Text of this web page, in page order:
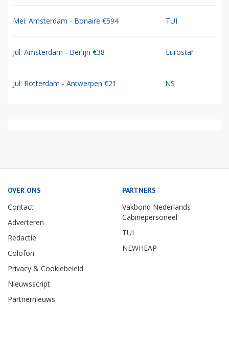
Mei: Amsterdam - Bonaire €594 TUI
Jul: Amsterdam - Berlijn €38 Eurostar
Jul: Rotterdam - Antwerpen €21 NS
OVER ONS
Contact
Adverteren
Redactie
Colofon
Privacy & Cookiebeleid
Nieuwsscript
Partnernieuws
PARTNERS
Vakbond Nederlands
Cabinepersoneel
TUI
NEWHEAP